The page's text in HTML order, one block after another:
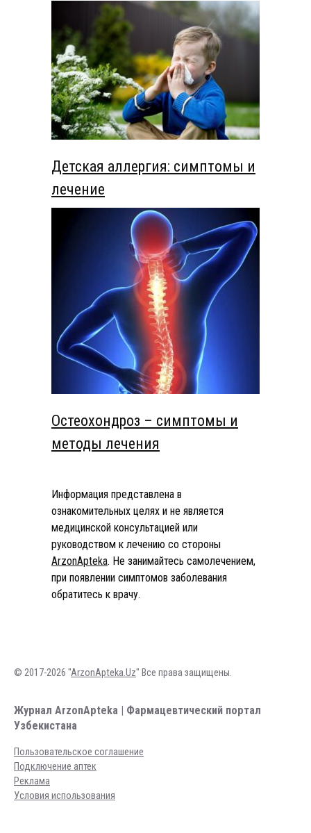
Детская аллергия: симптомы и
лечение
Остеохондроз – симптомы и
методы лечения
Информация представлена в
ознакомительных целях и не является
медицинской консультацией или
руководством к лечению со стороны
ArzonApteka. Не занимайтесь самолечением,
при появлении симптомов заболевания
обратитесь к врачу.
© 2017-2026 "ArzonApteka.Uz" Все права защищены.
Журнал ArzonApteka | Фармацевтический портал
Узбекистана
Пользовательское соглашение
Подключение аптек
Реклама
Условия использования